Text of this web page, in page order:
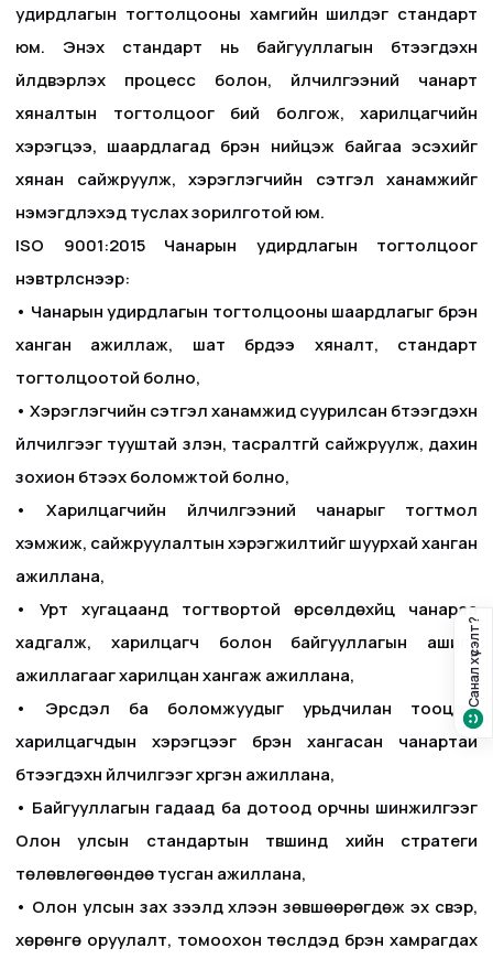
Санал хүсэлт?
удирдлагын тогтолцооны хамгийн шилдэг стандарт
юм. Энэхүү стандарт нь байгууллагын бүтээгдэхүүн
үйлдвэрлэх процесс болон, үйлчилгээний чанарт
хяналтын тогтолцоог бий болгож, харилцагчийн
хэрэгцээ, шаардлагад бүрэн нийцэж байгаа эсэхийг
хянан сайжруулж, хэрэглэгчийн сэтгэл ханамжийг
нэмэгдүүлэхэд туслах зорилготой юм.
ISO 9001:2015 Чанарын удирдлагын тогтолцоог
нэвтрүүлснээр:
• Чанарын удирдлагын тогтолцооны шаардлагыг бүрэн
ханган ажиллаж, шат бүрдээ хяналт, стандарт
тогтолцоотой болно,
• Хэрэглэгчийн сэтгэл ханамжид суурилсан бүтээгдэхүүн
үйлчилгээг тууштай үзүүлэн, тасралтгүй сайжруулж, дахин
зохион бүтээх боломжтой болно,
• Харилцагчийн үйлчилгээний чанарыг тогтмол
хэмжиж, сайжруулалтын хэрэгжилтийг шуурхай ханган
ажиллана,
• Урт хугацаанд тогтвортой өрсөлдөхүйц чанараа
хадгалж, харилцагч болон байгууллагын ашигт
ажиллагааг харилцан хангаж ажиллана,
• Эрсдэл ба боломжуудыг урьдчилан тооцож
харилцагчдын хэрэгцээг бүрэн хангасан чанартай
бүтээгдэхүүн үйлчилгээг хүргэн ажиллана,
• Байгууллагын гадаад ба дотоод орчны шинжилгээг
Олон улсын стандартын түвшинд хийн стратеги
төлөвлөгөөндөө тусган ажиллана,
• Олон улсын зах зээлд хүлээн зөвшөөрөгдөж эх үүсвэр,
хөрөнгө оруулалт, томоохон төслүүдэд бүрэн хамрагдах